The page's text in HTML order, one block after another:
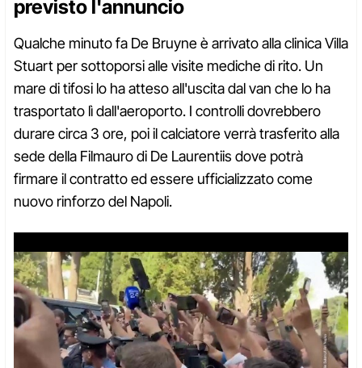
previsto l'annuncio
Qualche minuto fa De Bruyne è arrivato alla clinica Villa
Stuart per sottoporsi alle visite mediche di rito. Un
mare di tifosi lo ha atteso all'uscita dal van che lo ha
trasportato lì dall'aeroporto. I controlli dovrebbero
durare circa 3 ore, poi il calciatore verrà trasferito alla
sede della Filmauro di De Laurentiis dove potrà
firmare il contratto ed essere ufficializzato come
nuovo rinforzo del Napoli.